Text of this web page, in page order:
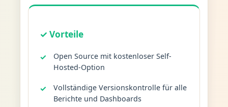
✓ Vorteile
Open Source mit kostenloser Self-
Hosted-Option
Vollständige Versionskontrolle für alle
Berichte und Dashboards